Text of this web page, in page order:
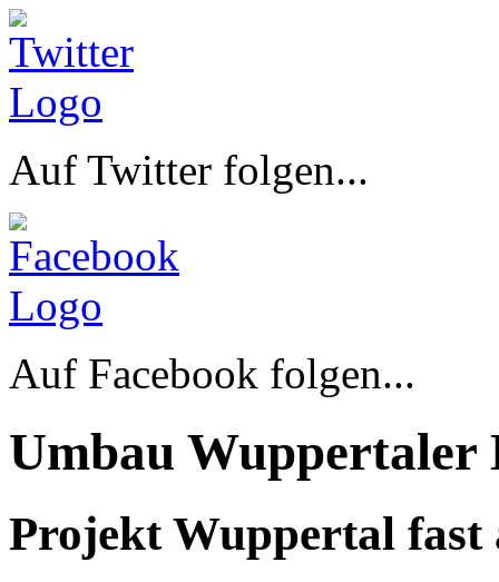
Auf Twitter folgen...
Auf Facebook folgen...
Umbau Wuppertaler
Projekt Wuppertal fast